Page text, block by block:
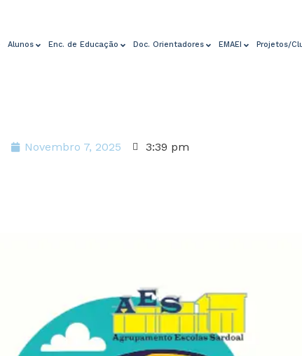
Alunos Enc. de Educação Doc. Orientadores EMAEI Projetos/
Novembro 7, 2025 3:39 pm